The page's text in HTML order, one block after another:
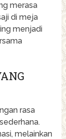
merasa
di meja
menjadi
rasa
melainkan